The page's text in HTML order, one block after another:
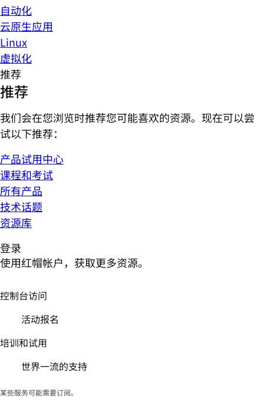
自动化
云原生应用
Linux
虚拟化
推荐
推荐
我们会在您浏览时推荐您可能喜欢的资源。现在可以尝
试以下推荐：
产品试用中心
课程和考试
所有产品
技术话题
资源库
登录
使用红帽帐户，获取更多资源。
控制台访问
活动报名
培训和试用
世界一流的支持
某些服务可能需要订阅。